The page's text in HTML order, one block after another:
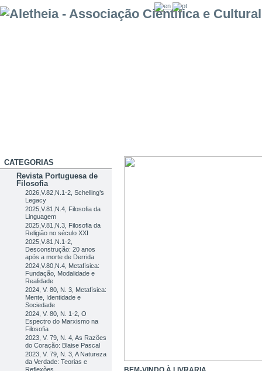
CATEGORIAS
Revista Portuguesa de
Filosofia
2026,V.82,N.1-2, Schelling’s
Legacy
2025,V.81,N.4, Filosofia da
Linguagem
2025,V.81,N.3, Filosofia da
Religião no século XXI
2025,V.81,N.1-2,
Desconstrução: 20 anos
após a morte de Derrida
2024,V.80,N.4, Metafísica:
Fundação, Modalidade e
Realidade
2024, V. 80, N. 3, Metafísica:
Mente, Identidade e
Sociedade
2024, V. 80, N. 1-2, O
Espectro do Marxismo na
Filosofia
2023, V. 79, N. 4, As Razões
do Coração: Blaise Pascal
2023, V. 79, N. 3, A Natureza
da Verdade: Teorias e
Reflexões